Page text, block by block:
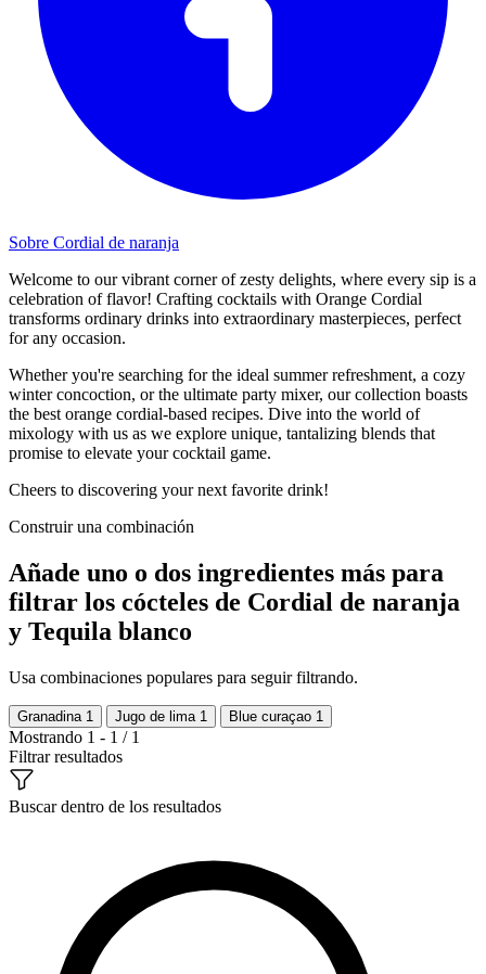
Sobre Cordial de naranja
Welcome to our vibrant corner of zesty delights, where every sip is a
celebration of flavor! Crafting cocktails with Orange Cordial
transforms ordinary drinks into extraordinary masterpieces, perfect
for any occasion.
Whether you're searching for the ideal summer refreshment, a cozy
winter concoction, or the ultimate party mixer, our collection boasts
the best orange cordial-based recipes. Dive into the world of
mixology with us as we explore unique, tantalizing blends that
promise to elevate your cocktail game.
Cheers to discovering your next favorite drink!
Construir una combinación
Añade uno o dos ingredientes más para
filtrar los cócteles de Cordial de naranja
y Tequila blanco
Usa combinaciones populares para seguir filtrando.
Granadina 1 Jugo de lima 1 Blue curaçao 1
Mostrando 1 - 1 / 1
Filtrar resultados
Buscar dentro de los resultados